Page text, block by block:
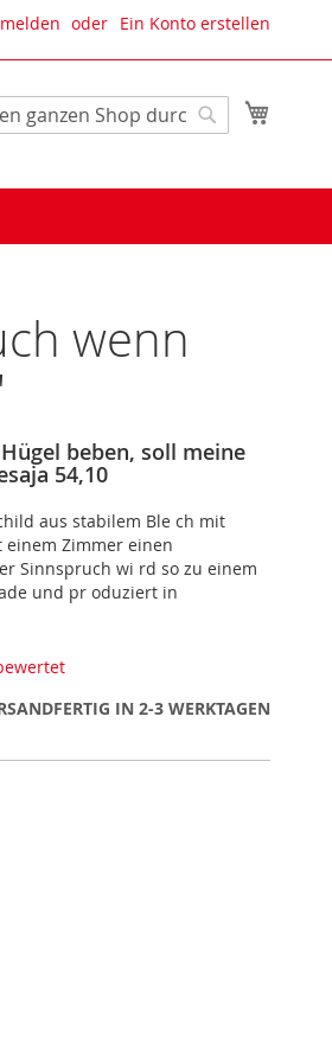
Ein Konto erstellen
wenn
beben, soll meine
54,10
aus stabilem Ble ch mit
Zimmer einen
Sinnspruch wi rd so zu einem
und pr oduziert in
IN 2-3 WERKTAGEN